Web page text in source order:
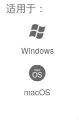
适用于：
Windows
macOS